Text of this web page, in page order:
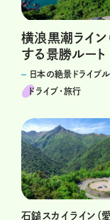
横浪黒潮ライン
する景勝ルート
日本の絶景ドライブ
ドライブ･旅行
石鎚スカイライン（